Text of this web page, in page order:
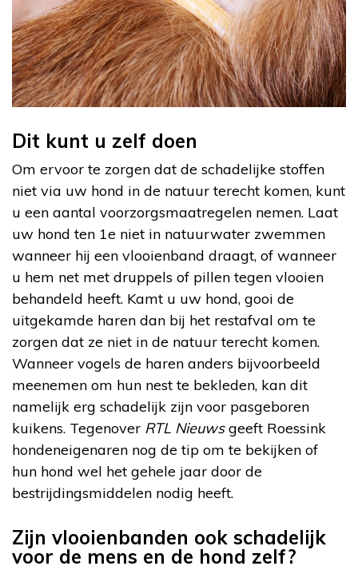
Dit kunt u zelf doen
Om ervoor te zorgen dat de schadelijke stoffen
niet via uw hond in de natuur terecht komen, kunt
u een aantal voorzorgsmaatregelen nemen. Laat
uw hond ten 1e niet in natuurwater zwemmen
wanneer hij een vlooienband draagt, of wanneer
u hem net met druppels of pillen tegen vlooien
behandeld heeft. Kamt u uw hond, gooi de
uitgekamde haren dan bij het restafval om te
zorgen dat ze niet in de natuur terecht komen.
Wanneer vogels de haren anders bijvoorbeeld
meenemen om hun nest te bekleden, kan dit
namelijk erg schadelijk zijn voor pasgeboren
kuikens. Tegenover RTL Nieuwsgeeft Roessink
hondeneigenaren nog de tip om te bekijken of
hun hond wel het gehele jaar door de
bestrijdingsmiddelen nodig heeft.
Zijn vlooienbanden ook schadelijk
voor de mens en de hond zelf?